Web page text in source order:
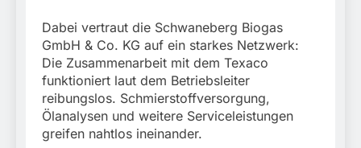
Dabei vertraut die Schwaneberg Biogas
GmbH & Co. KG auf ein starkes Netzwerk:
Die Zusammenarbeit mit dem Texaco
funktioniert laut dem Betriebsleiter
reibungslos. Schmierstoffversorgung,
Ölanalysen und weitere Serviceleistungen
greifen nahtlos ineinander.